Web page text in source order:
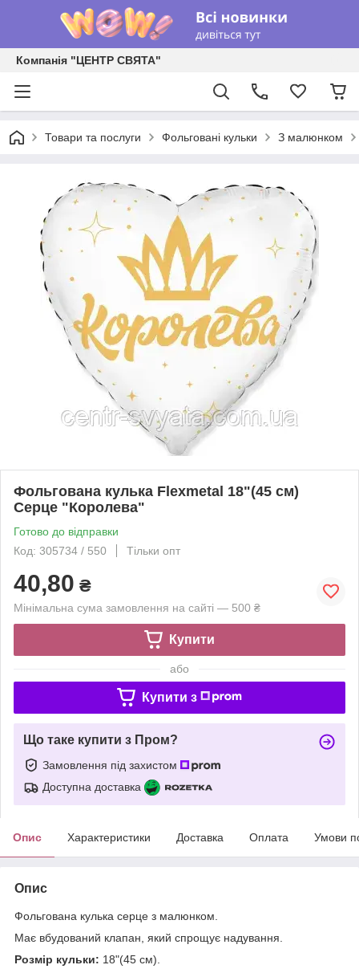
Компанія "ЦЕНТР СВЯТА"
Товари та послуги Фольговані кульки З малюнком
Фольгована кулька Flexmetal 18"(45 см)
Серце "Королева"
Готово до відправки
Код: 305734 / 550
Тільки опт
40,80 ₴
Мінімальна сума замовлення на сайті — 500 ₴
Купити
або
Купити з
Що таке купити з Пром?
Замовлення під захистом
Доступна доставка
Опис Характеристики Доставка Оплата Умови
Опис
Фольгована кулька серце з малюнком.
Має вбудований клапан, який спрощує надування.
Розмір кульки: 18"(45 см).